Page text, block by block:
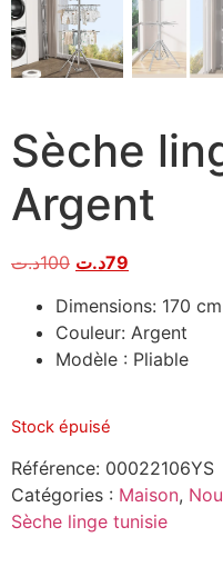
Sèche
Argent
100د.ت 79د.ت
Dimensions: 170
Couleur: Argent
Modèle : Pliable
Stock épuisé
Référence: 00022106YS
Catégories : Maison,
Sèche linge tunisie